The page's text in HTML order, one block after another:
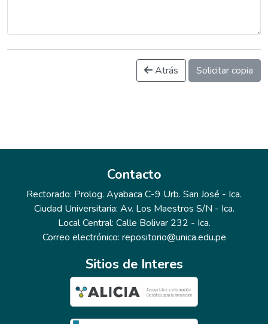
Atrás Solicitar copia
Contacto
Rectorado: Prolog. Ayabaca C-9 Urb. San José - Ica.
Ciudad Universitaria: Av. Los Maestros S/N - Ica.
Local Central: Calle Bolivar 232 - Ica.
Correo electrónico: repositorio@unica.edu.pe
Sitios de Interes